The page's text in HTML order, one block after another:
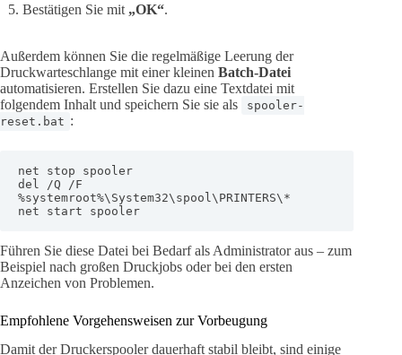
Bestätigen Sie mit „OK“.
Außerdem können Sie die regelmäßige Leerung der
Druckwarteschlange mit einer kleinen Batch-Datei
automatisieren. Erstellen Sie dazu eine Textdatei mit
folgendem Inhalt und speichern Sie sie als
spooler-
reset.bat :
net stop spooler
del /Q /F
%systemroot%\System32\spool\PRINTERS\*
net start spooler
Führen Sie diese Datei bei Bedarf als Administrator aus – zum
Beispiel nach großen Druckjobs oder bei den ersten
Anzeichen von Problemen.
Empfohlene Vorgehensweisen zur Vorbeugung
Damit der Druckerspooler dauerhaft stabil bleibt, sind einige